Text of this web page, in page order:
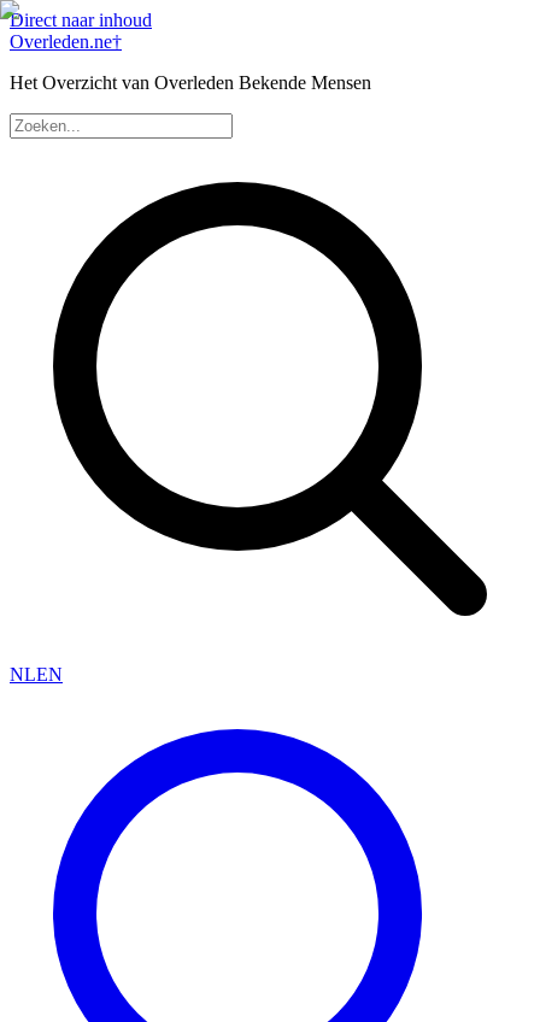
Direct naar inhoud
Overleden.ne†
Het Overzicht van Overleden Bekende Mensen
NLEN